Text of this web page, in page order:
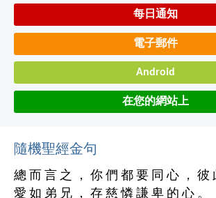
每日通知
電子郵件
Android
在您的網站上
隨機聖經金句
總 而 言 之 ， 你 們 都 要 同 心 ， 彼
愛 如 弟 兄 ， 存 慈 憐 謙 卑 的 心 。